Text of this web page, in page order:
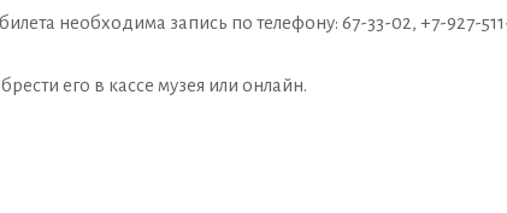
необходима запись по телефону: 67-33-02, +7-927-
его в кассе музея или онлайн.